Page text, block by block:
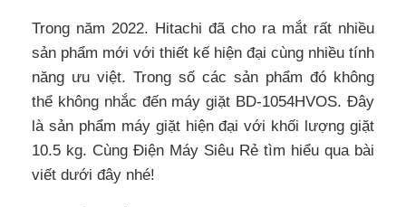
Trong năm 2022. Hitachi đã cho ra mắt rất nhiều
sản phẩm mới với thiết kế hiện đại cùng nhiều tính
năng ưu việt. Trong số các sản phẩm đó không
thể không nhắc đến máy giặt BD-1054HVOS. Đây
là sản phẩm máy giặt hiện đại với khối lượng giặt
10.5 kg. Cùng Điện Máy Siêu Rẻ tìm hiểu qua bài
viết dưới đây nhé!